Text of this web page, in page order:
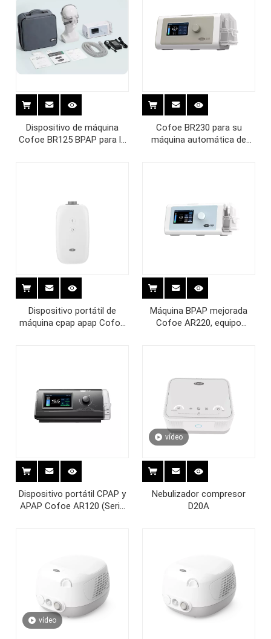
Dispositivo de máquina
Cofoe BR125 BPAP para la
Cofoe BR230 para su
máquina automática de
Dispositivo portátil de
máquina cpap apap Cofoe
Máquina BPAP mejorada
Cofoe AR220, equipo
Dispositivo portátil CPAP y
APAP Cofoe AR120 (Serie
vídeo
Nebulizador compresor
D20A
vídeo